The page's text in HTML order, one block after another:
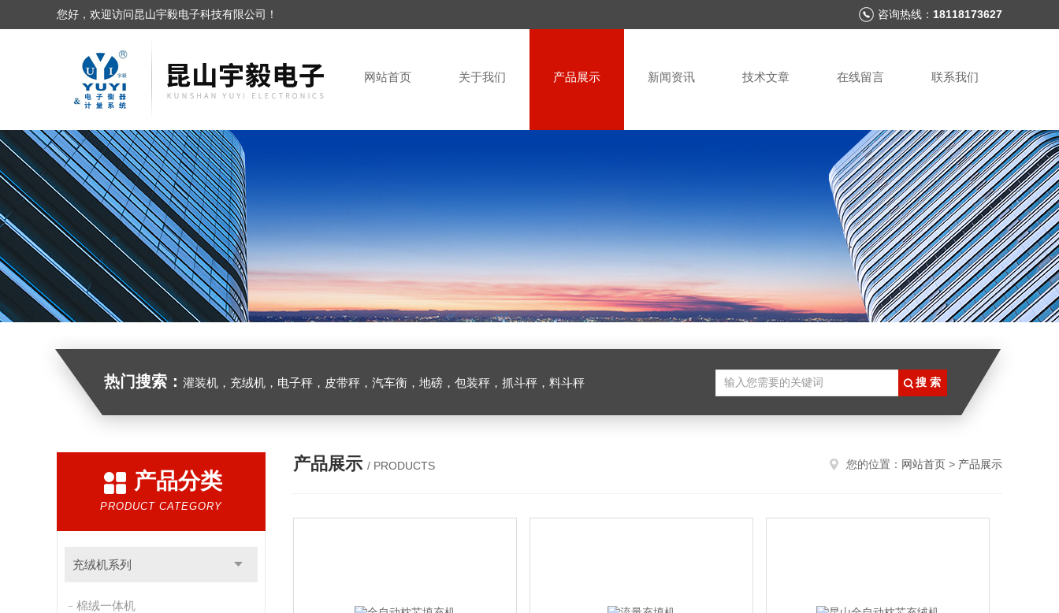
您好，欢迎访问昆山宇毅电子科技有限公司！ 咨询热线： 18118173627
网站首页 关于我们 产品展示 新闻资讯 技术文章 在线留言 联系我们
热门搜索： 灌装机，充绒机，电子秤，皮带秤，汽车衡，地磅，包装秤，抓斗秤，料斗秤
产品分类
PRODUCT CATEGORY
充绒机系列
棉绒一体机
产品展示 / PRODUCTS 您的位置： 网站首页 > 产品展示